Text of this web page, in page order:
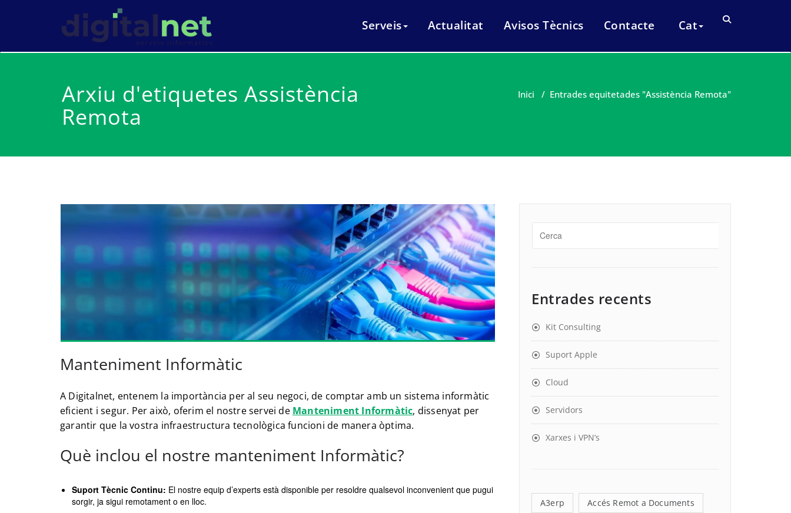
Serveis i manteniments informàtics Mataró
Serveis Actualitat Avisos Tècnics Contacte Cat
Arxiu d'etiquetes Assistència
Remota
Inici / Entrades equitetades "Assistència Remota"
Manteniment Informàtic
A Digitalnet, entenem la importància per al seu negoci, de comptar amb un sistema informàtic
eficient i segur. Per això, oferim el nostre servei de Manteniment Informàtic, dissenyat per
garantir que la vostra infraestructura tecnològica funcioni de manera òptima.
Què inclou el nostre manteniment Informàtic?
Suport Tècnic Continu: El nostre equip d’experts està disponible per resoldre qualsevol inconvenient que pugui
sorgir, ja sigui remotament o en lloc.
Entrades recents
Kit Consulting
Suport Apple
Cloud
Servidors
Xarxes i VPN’s
A3erp Accés Remot a Documents